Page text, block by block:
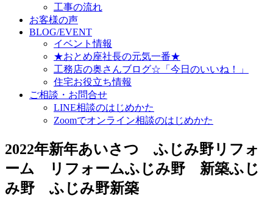
工事の流れ
お客様の声
BLOG/EVENT
イベント情報
★おとめ座社長の元気一番★
工務店の奥さんブログ☆「今日のいいね！」
住宅お役立ち情報
ご相談・お問合せ
LINE相談のはじめかた
Zoomでオンライン相談のはじめかた
2022年新年あいさつ ふじみ野リフォ
ーム リフォームふじみ野 新築ふじ
み野 ふじみ野新築